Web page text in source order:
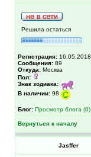
Решила остаться
Регистрация: 16.05.2018
Сообщения: 89
Откуда: Москва
Пол:
Знак зодиака:
В наличии: 98
Блог: Просмотр блога (0)
Вернуться к началу
Jasffer